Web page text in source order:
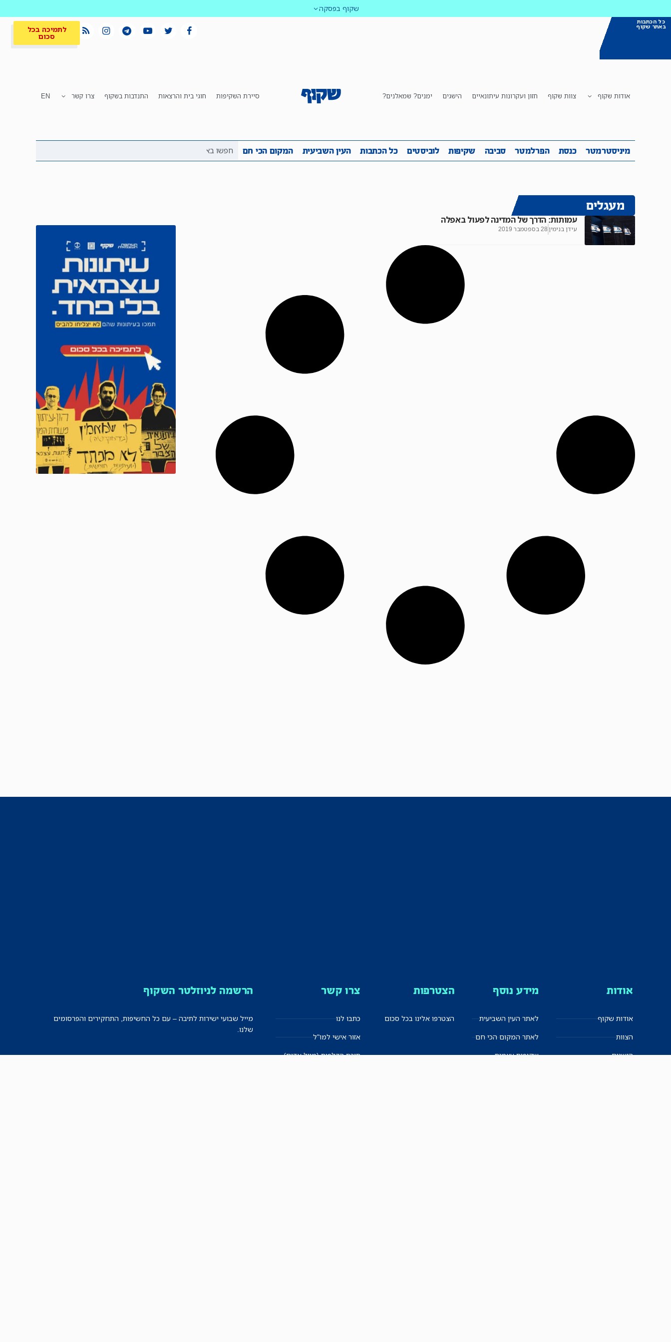
שקוף בפסקה
כל הכתבות
באתר שקוף לתמיכה בכל
סכום
אודות שקוף צוות שקוף חזון ועקרונות עיתונאיים הישגים ימנים? שמאלנים? סיירת השקיפות חוגי בית והרצאות התנדבות בשקוף צרו קשר EN
מיניסטרמטר כנסת הפרלמטר סביבה שקיפות לוביסטים כל הכתבות העין השביעית המקום הכי חם
מיניסטרמטר כנסת הפרלמטר סביבה שקיפות לוביסטים כל הכתבות העין השביעית המקום הכי חם לתמיכה בכל
מעגלים
עמותות: הדרך של המדינה לפעול באפלה
עידן בנימין 28 בספטמבר 2019
אודות
אודות שקוף
הצוות
הישגים
מידע נוסף
לאתר העין השביעית
לאתר המקום הכי חם
שקיפות עצמית
הצטרפות
הצטרפו אלינו בכל סכום
צרו קשר
כתבו לנו
אזור אישי למו"ל
תיבת הדלפות (מייל אדום)
הרשמה לניוזלטר השקוף
מייל שבועי ישירות לתיבה – עם כל החשיפות, התחקירים והפרסומים
שלנו.